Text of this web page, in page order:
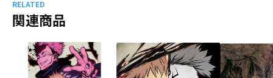
RELATED
関連商品